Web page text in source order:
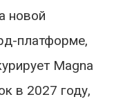
новой
платформе,
Magna
в 2027 году,